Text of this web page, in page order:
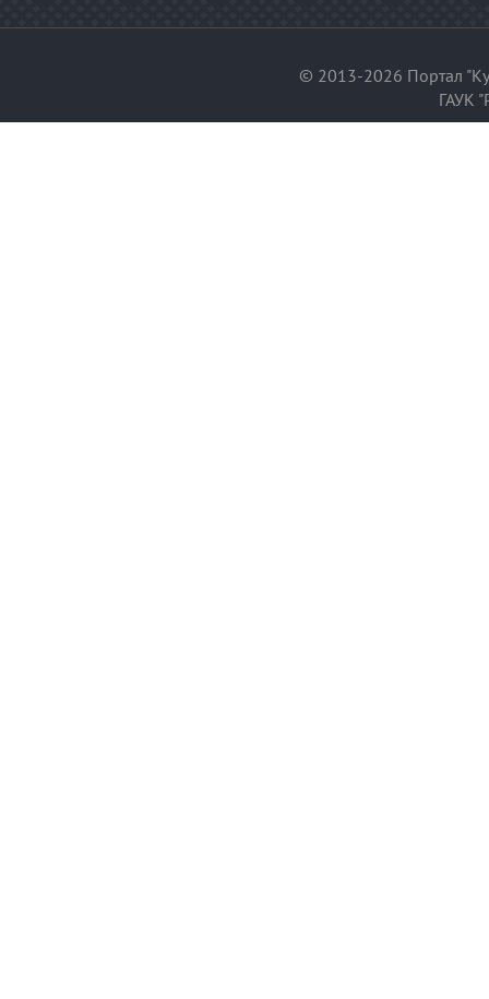
© 2013-2026 Портал
ГАУК